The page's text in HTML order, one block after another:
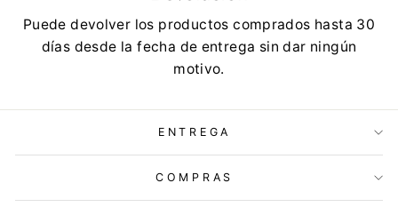
Puede devolver los productos comprados hasta 30
días desde la fecha de entrega sin dar ningún
motivo.
ENTREGA
COMPRAS